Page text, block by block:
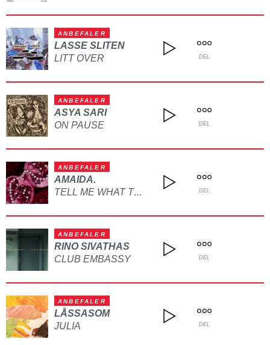
ANBEFALER
LASSE SLITEN
LITT OVER
DEL
ANBEFALER
ASYA SARI
ON PAUSE
DEL
ANBEFALER
AMAIDA.
TELL ME WHAT TO DO DEL
ANBEFALER
RINO SIVATHAS
CLUB EMBASSY
DEL
ANBEFALER
LÅSSASOM
JULIA
DEL